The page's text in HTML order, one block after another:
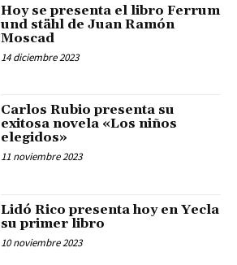
Hoy se presenta el libro Ferrum
und stähl de Juan Ramón
Moscad
14 diciembre 2023
Carlos Rubio presenta su
exitosa novela «Los niños
elegidos»
11 noviembre 2023
Lidó Rico presenta hoy en Yecla
su primer libro
10 noviembre 2023